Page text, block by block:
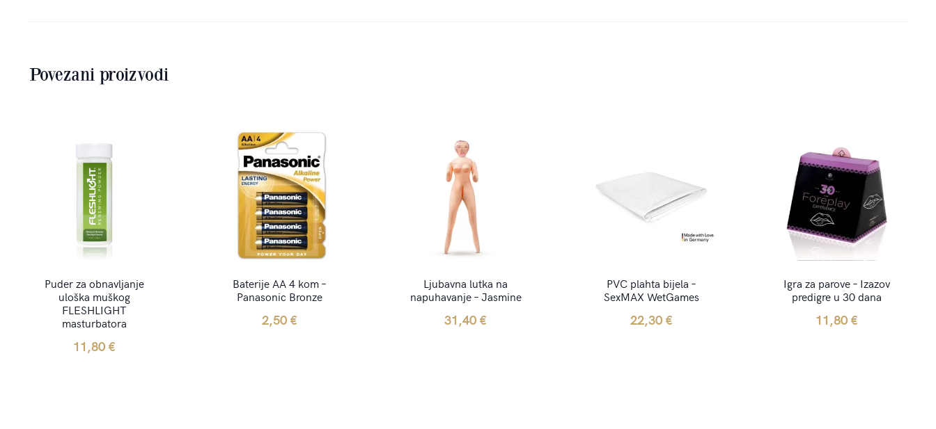
Povezani proizvodi
Puder za obnavljanje
uloška muškog
FLESHLIGHT
masturbatora
11,80€
Baterije AA 4 kom –
Panasonic Bronze
2,50€
Ljubavna lutka na
napuhavanje – Jasmine
31,40€
PVC plahta bijela –
SexMAX WetGames
22,30€
Igra za parove – Izazov
predigre u 30 dana
11,80€